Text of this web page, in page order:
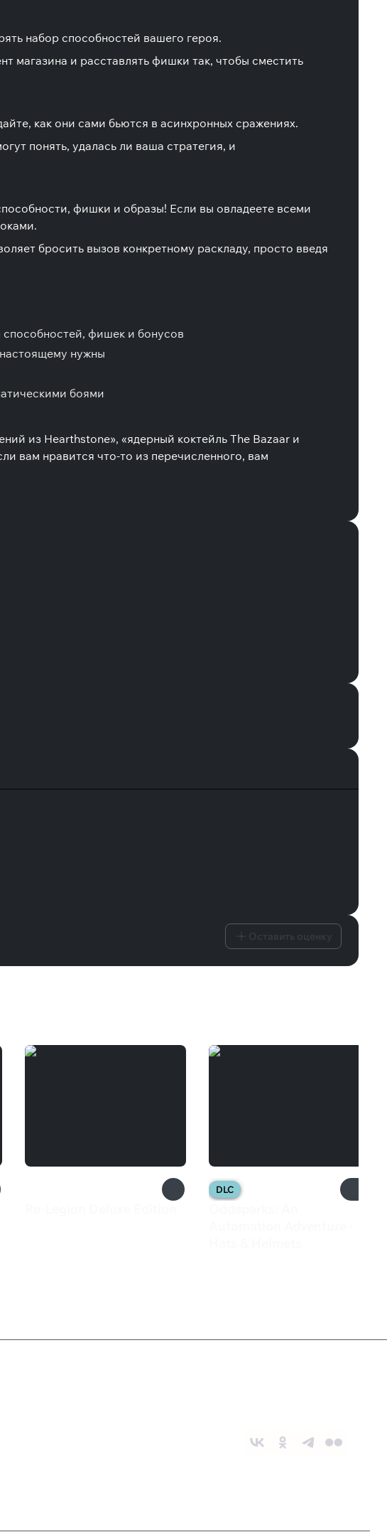
набор способностей вашего героя.
магазина и расставлять фишки так, чтобы сместить
как они сами бьются в асинхронных сражениях.
понять, удалась ли ваша стратегия, и
фишки и образы! Если вы овладеете всеми
бросить вызов конкретному раскладу, просто введя
фишек и бонусов
нужны
боями
из Hearthstone», «ядерный коктейль The Bazaar и
вам нравится что-то из перечисленного, вам
DLC